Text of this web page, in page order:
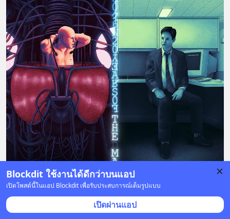
Blockdit ใช้งานได้ดีกว่าบนแอป
เปิดโพสต์นี้ในแอป Blockdit เพื่อรับประสบการณ์เต็มรูปแบบ
เปิดผ่านแอป